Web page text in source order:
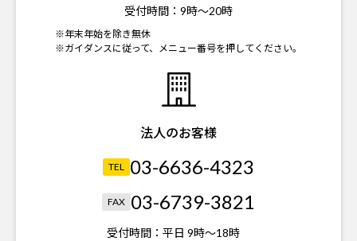
受付時間： 9時～20時
※年末年始を除き無休
※ガイダンスに従って、メニュー番号を押してください。
法人のお客様
TEL 03-6636-4323
FAX 03-6739-3821
受付時間： 平日 9時～18時